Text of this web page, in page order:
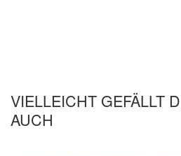
VIELLEICHT GEFÄLLT
AUCH